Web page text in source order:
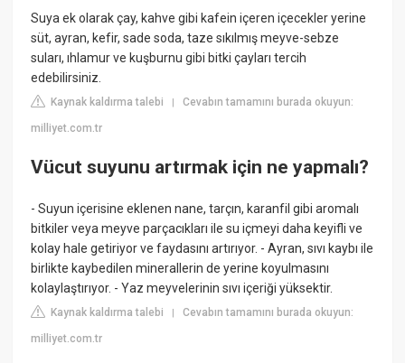
Suya ek olarak çay, kahve gibi kafein içeren içecekler yerine
süt, ayran, kefir, sade soda, taze sıkılmış meyve-sebze
suları, ıhlamur ve kuşburnu gibi bitki çayları tercih
edebilirsiniz.
Kaynak kaldırma talebi |Cevabın tamamını burada okuyun:
milliyet.com.tr
Vücut suyunu artırmak için ne yapmalı?
- Suyun içerisine eklenen nane, tarçın, karanfil gibi aromalı
bitkiler veya meyve parçacıkları ile su içmeyi daha keyifli ve
kolay hale getiriyor ve faydasını artırıyor. - Ayran, sıvı kaybı ile
birlikte kaybedilen minerallerin de yerine koyulmasını
kolaylaştırıyor. - Yaz meyvelerinin sıvı içeriği yüksektir.
Kaynak kaldırma talebi |Cevabın tamamını burada okuyun:
milliyet.com.tr